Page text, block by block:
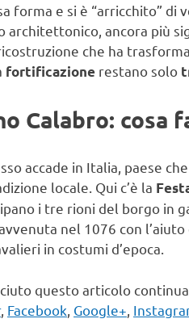
forma e si è “arricchito”
architettonico, ancora più
che ha
fortificazione restano solo
Calabro: cosa
accade in Italia, paese
locale. Qui c’è la
i tre rioni del borgo in
nel 1076 con
in costumi d’epoca.
questo articolo
, Facebook Google+